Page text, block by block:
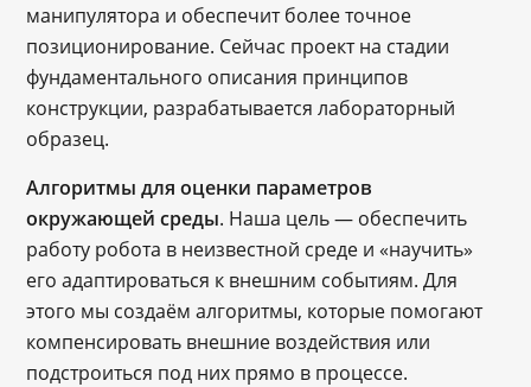
манипулятора и обеспечит более точное
позиционирование. Сейчас проект на стадии
фундаментального описания принципов
конструкции, разрабатывается лабораторный
образец.
Алгоритмы для оценки параметров
окружающей среды. Наша цель — обеспечить
работу робота в неизвестной среде и «научить»
его адаптироваться к внешним событиям. Для
этого мы создаём алгоритмы, которые помогают
компенсировать внешние воздействия или
подстроиться под них прямо в процессе.